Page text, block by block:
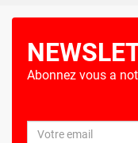
Abonnez vous a